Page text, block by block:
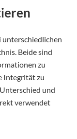
unterschiedlichen
Beide sind
zu
Integrität zu
und
verwendet